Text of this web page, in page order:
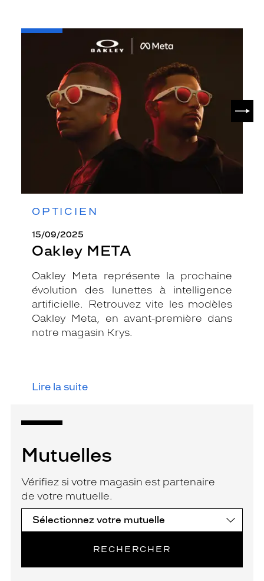
OPTICIEN
15/09/2025
Oakley META
Oakley Meta représente la prochaine
évolution des lunettes à intelligence
artificielle. Retrouvez vite les modèles
Oakley Meta, en avant-première dans
notre magasin Krys.
Lire la suite
-
Mutuelles
Vérifiez si votre magasin est partenaire
de votre mutuelle.
RECHERCHER